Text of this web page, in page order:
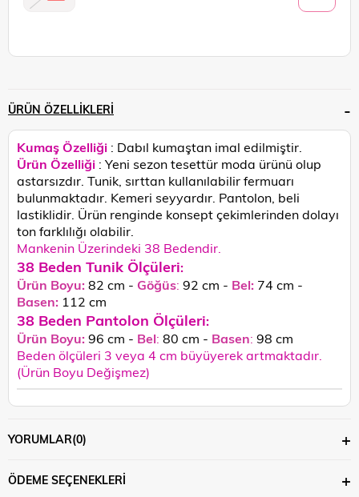
ÜRÜN ÖZELLIKLERI
Kumaş Özelliği : Dabıl kumaştan imal edilmiştir.
Ürün Özelliği : Yeni sezon tesettür moda ürünü olup
astarsızdır. Tunik, sırttan kullanılabilir fermuarı
bulunmaktadır. Kemeri seyyardır. Pantolon, beli
lastiklidir. Ürün renginde konsept çekimlerinden dolayı
ton farklılığı olabilir.
Mankenin Üzerindeki 38 Bedendir.
38 Beden Tunik Ölçüleri:
Ürün Boyu:82 cm - Göğüs: 92 cm - Bel: 74 cm -
Basen: 112 cm
38 Beden Pantolon Ölçüleri:
Ürün Boyu:96 cm - Bel: 80 cm - Basen: 98 cm
Beden ölçüleri 3 veya 4 cm büyüyerek artmaktadır.
(Ürün Boyu Değişmez)
YORUMLAR(0)
ÖDEME SEÇENEKLERI